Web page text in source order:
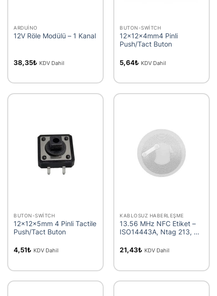
ARDUINO
12V Röle Modülü – 1 Kanal
38,35₺ KDV Dahil
BUTON-SWITCH
12x12x4mm4 Pinli
Push/Tact Buton
5,64₺ KDV Dahil
BUTON-SWITCH
12x12x5mm 4 Pinli Tactile
Push/Tact Buton
4,51₺ KDV Dahil
KABLOSUZ HABERLEŞME
13.56 MHz NFC Etiket –
ISO14443A, Ntag 213, 25
21,43₺ KDV Dahil